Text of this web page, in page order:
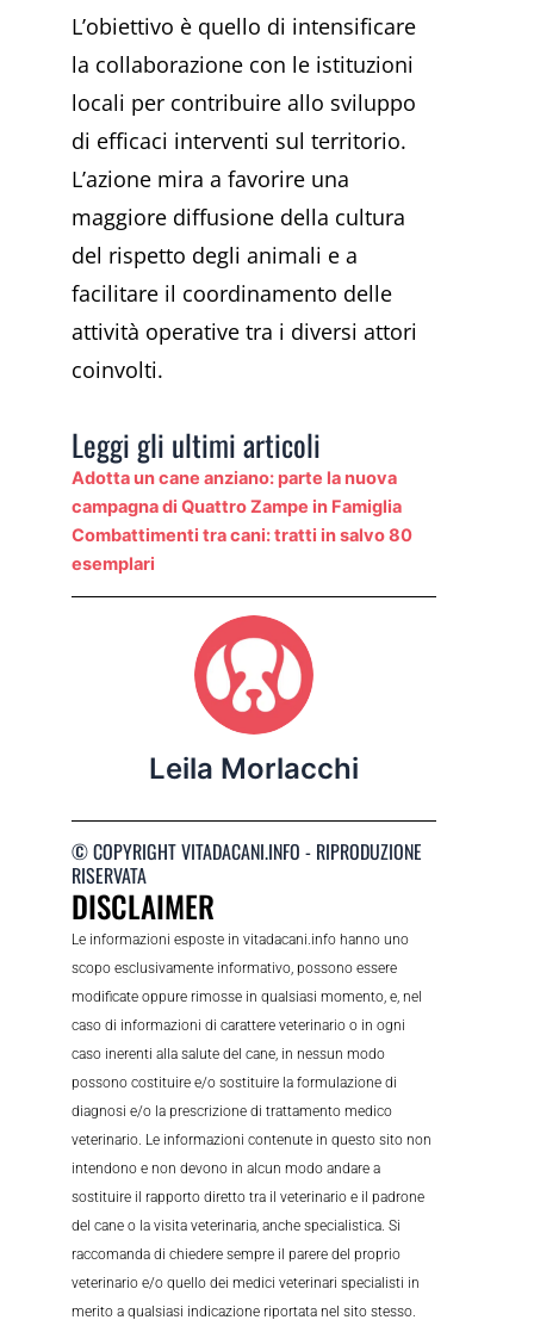
L’obiettivo è quello di intensificare
la collaborazione con le istituzioni
locali per contribuire allo sviluppo
di efficaci interventi sul territorio.
L’azione mira a favorire una
maggiore diffusione della cultura
del rispetto degli animali e a
facilitare il coordinamento delle
attività operative tra i diversi attori
coinvolti.
Leggi gli ultimi articoli
Adotta un cane anziano: parte la nuova
campagna di Quattro Zampe in Famiglia
Combattimenti tra cani: tratti in salvo 80
esemplari
Leila Morlacchi
© COPYRIGHT VITADACANI.INFO - RIPRODUZIONE
RISERVATA
DISCLAIMER
Le informazioni esposte in vitadacani.info hanno uno
scopo esclusivamente informativo, possono essere
modificate oppure rimosse in qualsiasi momento, e, nel
caso di informazioni di carattere veterinario o in ogni
caso inerenti alla salute del cane, in nessun modo
possono costituire e/o sostituire la formulazione di
diagnosi e/o la prescrizione di trattamento medico
veterinario. Le informazioni contenute in questo sito non
intendono e non devono in alcun modo andare a
sostituire il rapporto diretto tra il veterinario e il padrone
del cane o la visita veterinaria, anche specialistica. Si
raccomanda di chiedere sempre il parere del proprio
veterinario e/o quello dei medici veterinari specialisti in
merito a qualsiasi indicazione riportata nel sito stesso.